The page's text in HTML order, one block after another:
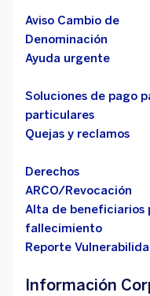
Aviso Cambio de
Denominación
Ayuda urgente
Soluciones de pago
particulares
Quejas y reclamos
Derechos
ARCO/Revocación
Alta de beneficiarios
fallecimiento
Reporte
Información